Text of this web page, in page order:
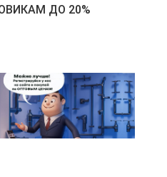
ДО 20%